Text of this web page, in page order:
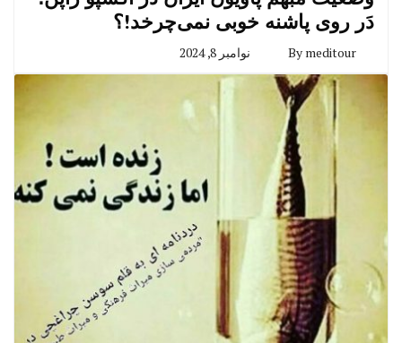
دَر روی پاشنه خوبی نمی‌چرخد!؟
By meditour نوامبر 8, 2024